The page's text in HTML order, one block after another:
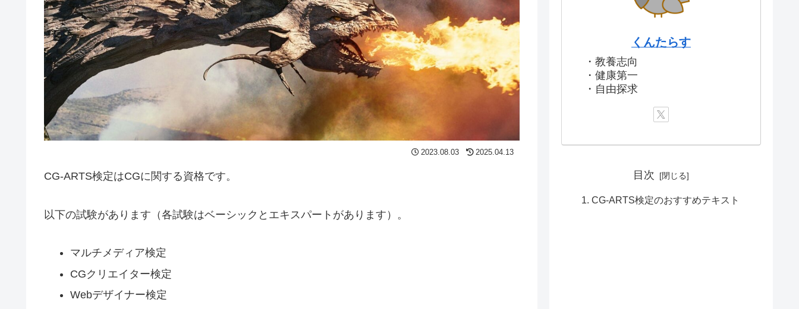
2023.08.03 2025.04.13
CG-ARTS検定はCGに関する資格です。
以下の試験があります（各試験はベーシックとエキスパートがあります）。
マルチメディア検定
CGクリエイター検定
Webデザイナー検定
くんたらす
・教養志向
・健康第一
・自由探求
目次
CG-ARTS検定のおすすめテキスト